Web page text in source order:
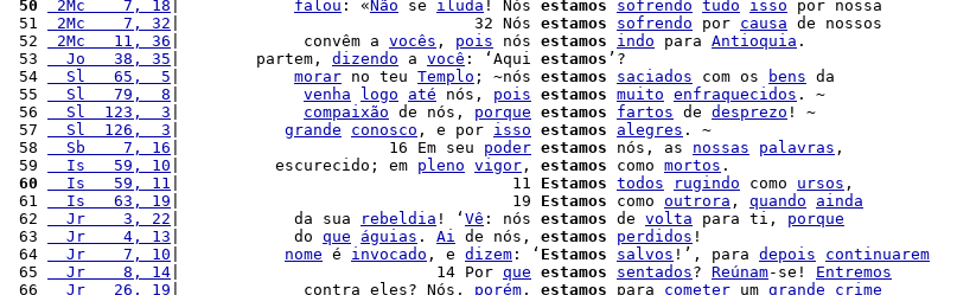
50
2Mc    7, 18 falou : «Não se iluda ! Nós estamos sofrendo tudo isso por nossa
51
2Mc    7, 32 |                               32 Nós estamos sofrendo por causa de nossos
52
2Mc   11, 36 |             convêm a vocês , pois nós estamos indo para Antioquia .
53
  Jo   38, 35
|        partem, dizendo a você : ‘Aqui estamos ’?
54
  Sl   65,  5
morar no teu Templo ; ~nós estamos saciados com os bens da
55
  Sl   79,  8
venha logo até nós, pois estamos muito enfraquecidos . ~
56
  Sl  123,  3
compaixão de nós, porque estamos fartos de desprezo ! ~
57
  Sl  126,  3
grande conosco , e por isso estamos alegres . ~
58
  Sb    7, 16
|                      16 Em seu poder estamos nós, as nossas palavras ,
59
  Is   59, 10
|          escurecido; em pleno vigor , estamos como mortos
60
  Is   59, 11
|                                   11 Estamos todos rugindo como ursos ,
61
  Is   63, 19
|                                   19 Estamos como outrora , quando
ainda
62
  Jr    3, 22
|            da sua rebeldia ! ‘ Vê : nós estamos de volta para ti, porque
63
  Jr    4, 13
|            do que águias . Ai de nós, estamos perdidos !
64
  Jr    7, 10
nome é invocado , e dizem : ‘ Estamos salvos !’, para depois
continuarem
65
  Jr    8, 14
|                           14 Por que estamos sentados? Reúnam-se! Entremos
66
  Jr   26, 19
|             contra eles? Nós, porém , estamos para cometer um grande
crime